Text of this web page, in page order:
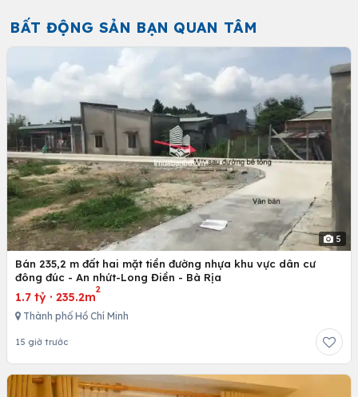
BẤT ĐỘNG SẢN BẠN QUAN TÂM
5
Bán 235,2 m đất hai mặt tiền đường nhựa khu vực dân cư
đông đúc - An nhứt-Long Điền - Bà Rịa
1.7 tỷ · 235.2m
2
Thành phố Hồ Chí Minh
15 giờ trước